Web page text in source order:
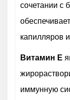
сочетании с
капилляров
Витамин Е
иммунную